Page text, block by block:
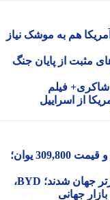
هم به موشک نیاز
از پایان جنگ
فیلم
اسراییل
لی اوتو i8 محرک عقب با برد 780 کیلومتر و قیمت 309,800 یوان؛
سه خودروساز چینی وارد 10 خودروساز برتر جهان شدند؛ BYD،